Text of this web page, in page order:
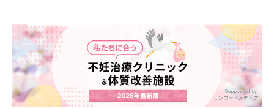
不安なら「何が不安なのか」をはっきりさせて
ただ、これから治療を始める人に「よくありがちな後悔」はして
ほしくありません。不妊治療は、まず、早いスタートが大事。妊
娠のしやすさは年齢がいちばん大きく影響し、高齢になってしま